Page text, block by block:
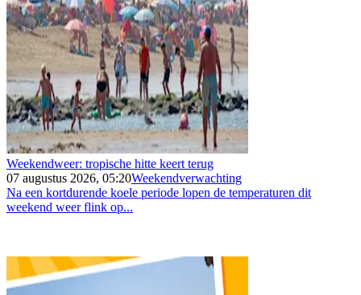
Weekendweer: tropische hitte keert terug
07 augustus 2026, 05:20Weekendverwachting
Na een kortdurende koele periode lopen de temperaturen dit
weekend weer flink op...